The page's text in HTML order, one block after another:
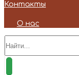
Контакты
О нас